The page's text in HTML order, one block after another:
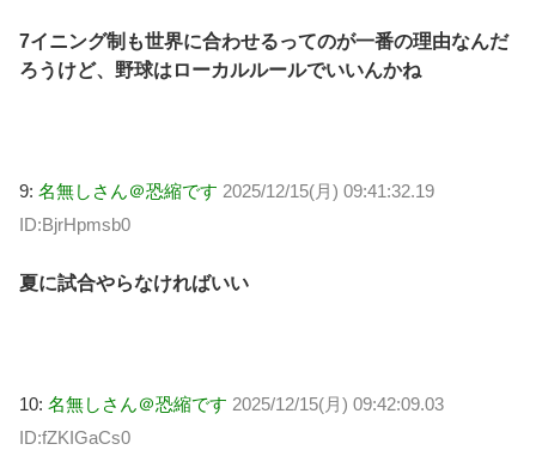
7イニング制も世界に合わせるってのが一番の理由なんだ
ろうけど、野球はローカルルールでいいんかね
9: 名無しさん＠恐縮です 2025/12/15(月) 09:41:32.19
ID:BjrHpmsb0
夏に試合やらなければいい
10: 名無しさん＠恐縮です 2025/12/15(月) 09:42:09.03
ID:fZKIGaCs0